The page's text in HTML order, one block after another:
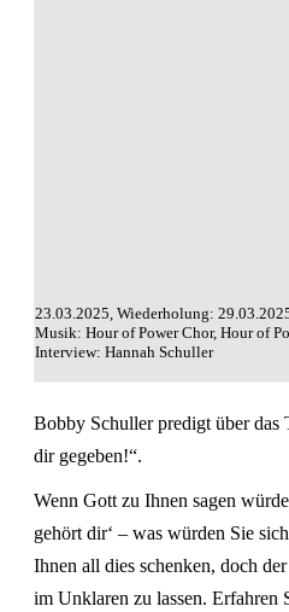
23.03.2025, Wiederholung:
Musik: Hour of Power Chor, Hour of
Interview: Hannah Schuller
Bobby Schuller predigt über das
dir gegeben!“.
Wenn Gott zu Ihnen sagen
gehört dir‘ – was würden Sie
Ihnen all dies schenken, doch
im Unklaren zu lassen. Erfahren